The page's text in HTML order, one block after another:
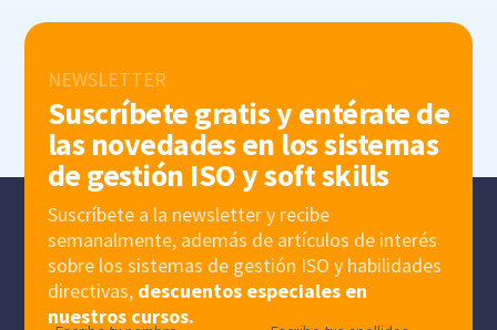
NEWSLETTER
Suscríbete gratis y entérate de
las novedades en los sistemas
de gestión ISO y soft skills
Suscríbete a la newsletter y recibe
semanalmente, además de artículos de interés
sobre los sistemas de gestión ISO y habilidades
directivas, descuentos especiales en
nuestros cursos.